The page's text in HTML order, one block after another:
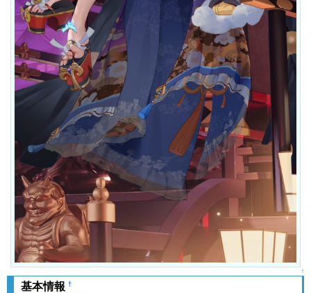
↑
基本情報 †